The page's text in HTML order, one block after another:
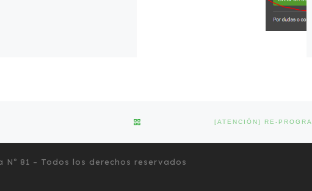
VOLVER A LA LISTA DE ENTRADAS
Nº 81 – Todos los derechos reservados